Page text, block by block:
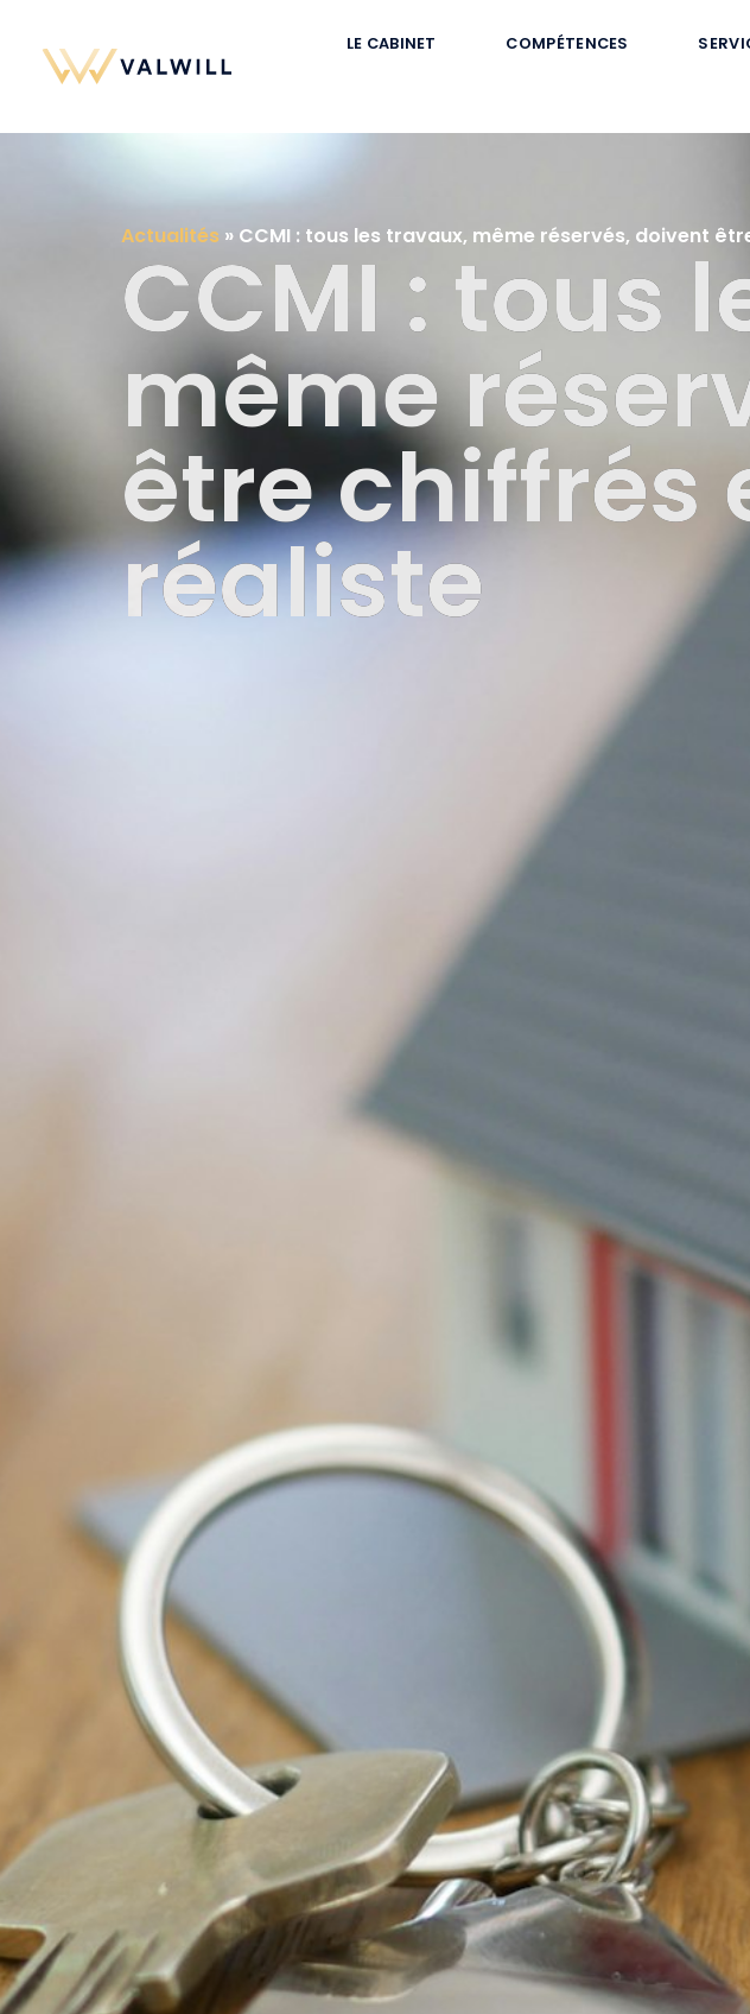
LE CABINET COMPÉTENCES
Actualités » CCMI : tous les travaux, même réservés, doivent
CCMI : tous
même
être chiffrés
réaliste